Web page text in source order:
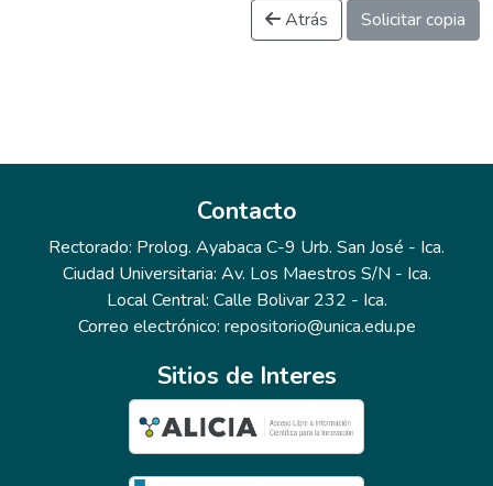
Atrás Solicitar copia
Contacto
Rectorado: Prolog. Ayabaca C-9 Urb. San José - Ica.
Ciudad Universitaria: Av. Los Maestros S/N - Ica.
Local Central: Calle Bolivar 232 - Ica.
Correo electrónico: repositorio@unica.edu.pe
Sitios de Interes